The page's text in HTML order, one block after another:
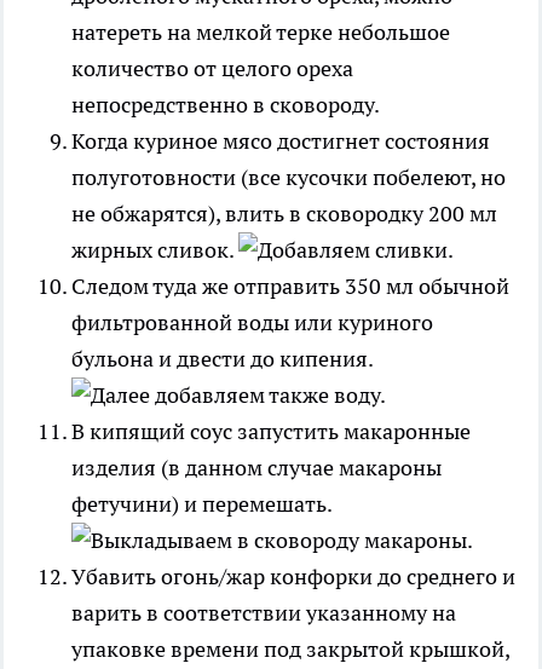
натереть на мелкой терке небольшое
количество от целого ореха
непосредственно в сковороду.
Когда куриное мясо достигнет состояния
полуготовности (все кусочки побелеют, но
не обжарятся), влить в сковородку 200 мл
жирных сливок.
Следом туда же отправить 350 мл обычной
фильтрованной воды или куриного
бульона и двести до кипения.
В кипящий соус запустить макаронные
изделия (в данном случае макароны
фетучини) и перемешать.
Убавить огонь/жар конфорки до среднего и
варить в соответствии указанному на
упаковке времени под закрытой крышкой,